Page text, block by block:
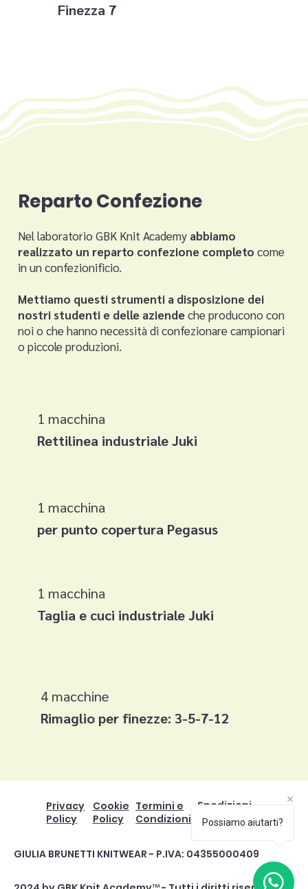
Finezza 7
Reparto Confezione
Nel laboratorio GBK Knit Academy abbiamo
realizzato un reparto confezione completo come
in un confezionificio.
Mettiamo questi strumenti a disposizione dei
nostri studenti e delle aziendeche producono con
noi o che hanno necessità di confezionare campionari
o piccole produzioni.
1 macchina
Rettilinea industriale Juki
1 macchina
per punto copertura Pegasus
1 macchina
Taglia e cuci industriale Juki
4 macchine
Rimaglio per finezze: 3-5-7-12
Privacy
Policy
Cookie
Policy
Termini e
Condizioni
Spedizioni
e resi
GIULIA BRUNETTI KNITWEAR - P.IVA: 04355000409
Possiamo aiutarti?